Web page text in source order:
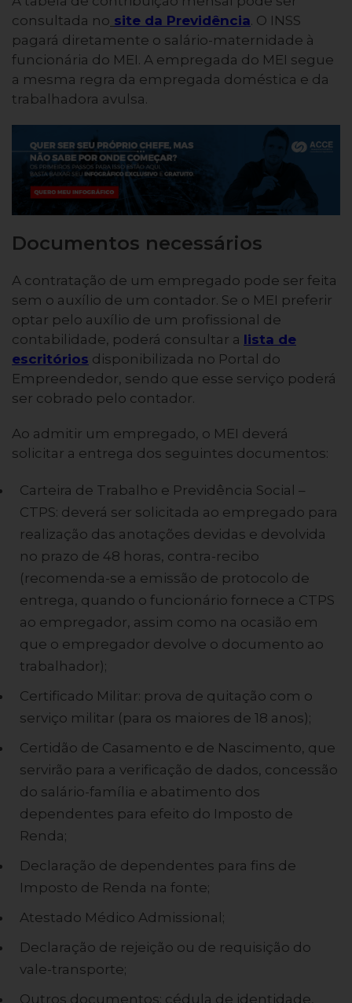
consultada no site da Previdência. O INSS
pagará diretamente o salário-maternidade à
funcionária do MEI. A empregada do MEI segue
a mesma regra da empregada doméstica e da
trabalhadora avulsa.
Documentos necessários
A contratação de um empregado pode ser feita
sem o auxílio de um contador. Se o MEI preferir
optar pelo auxílio de um profissional de
contabilidade, poderá consultar a lista de
escritórios disponibilizada no Portal do
Empreendedor, sendo que esse serviço poderá
ser cobrado pelo contador.
Ao admitir um empregado, o MEI deverá
solicitar a entrega dos seguintes documentos:
Carteira de Trabalho e Previdência Social –
CTPS: deverá ser solicitada ao empregado para
realização das anotações devidas e devolvida
no prazo de 48 horas, contra-recibo
(recomenda-se a emissão de protocolo de
entrega, quando o funcionário fornece a CTPS
ao empregador, assim como na ocasião em
que o empregador devolve o documento ao
trabalhador);
Certificado Militar: prova de quitação com o
serviço militar (para os maiores de 18 anos);
Certidão de Casamento e de Nascimento, que
servirão para a verificação de dados, concessão
do salário-família e abatimento dos
dependentes para efeito do Imposto de
Renda;
Declaração de dependentes para fins de
Imposto de Renda na fonte;
Atestado Médico Admissional;
Declaração de rejeição ou de requisição do
vale-transporte;
Outros documentos: cédula de identidade,